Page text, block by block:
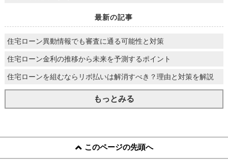
最新の記事
住宅ローン異動情報でも審査に通る可能性と対策
住宅ローン金利の推移から未来を予測するポイント
住宅ローンを組むならリボ払いは解消すべき？理由と対策を解説
もっとみる
このページの先頭へ